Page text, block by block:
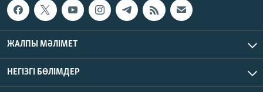
ЖАЛПЫ МӘЛІМЕТ
НЕГІЗГІ БӨЛІМДЕР